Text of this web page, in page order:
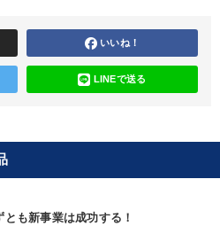
いいね！
LINEで送る
とも新事業は成功する！